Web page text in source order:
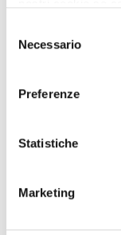
delNecessario
Preferenze
Statistiche
Marketing